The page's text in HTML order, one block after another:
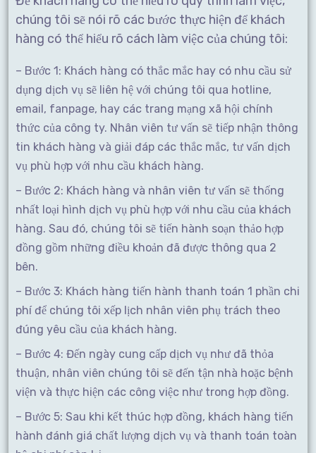
chúng tôi sẽ nói rõ các bước thực hiện để khách
hàng có thể hiểu rõ cách làm việc của chúng tôi:
– Bước 1: Khách hàng có thắc mắc hay có nhu cầu sử
dụng dịch vụ sẽ liên hệ với chúng tôi qua hotline,
email, fanpage, hay các trang mạng xã hội chính
thức của công ty. Nhân viên tư vấn sẽ tiếp nhận thông
tin khách hàng và giải đáp các thắc mắc, tư vấn dịch
vụ phù hợp với nhu cầu khách hàng.
– Bước 2: Khách hàng và nhân viên tư vấn sẽ thống
nhất loại hình dịch vụ phù hợp với nhu cầu của khách
hàng. Sau đó, chúng tôi sẽ tiến hành soạn thảo hợp
đồng gồm những điều khoản đã được thông qua 2
bên.
– Bước 3: Khách hàng tiến hành thanh toán 1 phần chi
phí để chúng tôi xếp lịch nhân viên phụ trách theo
đúng yêu cầu của khách hàng.
– Bước 4: Đến ngày cung cấp dịch vụ như đã thỏa
thuận, nhân viên chúng tôi sẽ đến tận nhà hoặc bệnh
viện và thực hiện các công việc như trong hợp đồng.
– Bước 5: Sau khi kết thúc hợp đồng, khách hàng tiến
hành đánh giá chất lượng dịch vụ và thanh toán toàn